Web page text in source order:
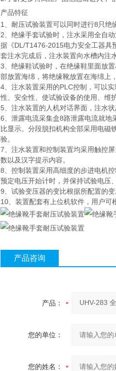
产品特征
1、耐压试验装置可以同时进行8只
2、绝缘手套试验时，注水采用全自
据《DL/T1476-2015电力安全工器具
套注水完成后，注水装置向水槽内注
3、绝缘鞋试验时，在绝缘鞋里面放
部放置海绵，将绝缘靴放置在海绵上
4、注水装置采用的PLC控制，可以
性、安全性、使试验设备的使用、维
5、注水装置的人机对话界面，注水状
6、泄露电流采集盒8路泄露电流就地
比显示。分段脱扣机构全部采用电磁
验。
7、注水装置和控制装置均采用触控
数以及汉字提示内容。
8、控制装置采用高细度的步进电机
预定电压开始计时，并保持试验电压
9、试验变压器的变比根据所配置的
10、装置配套有上位机软件，用户
产品咨询
产品：
您的单位：
您的姓名：